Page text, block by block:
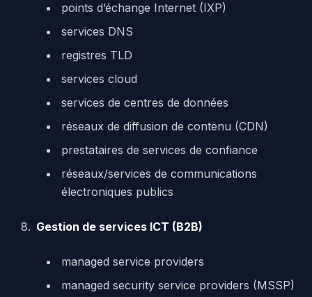
points d’échange Internet (IXP)
services DNS
registres TLD
services cloud
services de centres de données
réseaux de diffusion de contenu (CDN)
prestataires de services de confiance
réseaux/services de communications
électroniques publics
Gestion de services ICT (B2B)
managed service providers
managed security service providers (MSSP)